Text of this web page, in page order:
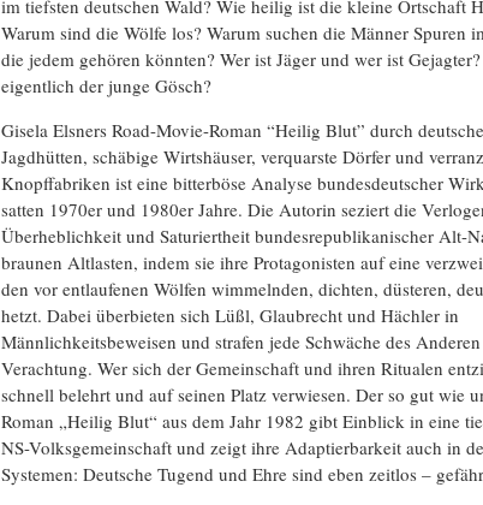
im tiefsten deutschen Wald? Wie heilig ist die kleine Ortschaft
Warum sind die Wölfe los? Warum suchen die Männer Spuren
die jedem gehören könnten? Wer ist Jäger und wer ist
eigentlich der junge Gösch?
Gisela Elsners Road-Movie-Roman “Heilig Blut” durch
Jagdhütten, schäbige Wirtshäuser, verquarste Dörfer und
Knopffabriken ist eine bitterböse Analyse bundesdeutscher
satten 1970er und 1980er Jahre. Die Autorin seziert die
Überheblichkeit und Saturiertheit bundesrepublikanischer Alt-
braunen Altlasten, indem sie ihre Protagonisten auf eine
den vor entlaufenen Wölfen wimmelnden, dichten, düsteren,
hetzt. Dabei überbieten sich Lüßl, Glaubrecht und Hächler in
Männlichkeitsbeweisen und strafen jede Schwäche des
Verachtung. Wer sich der Gemeinschaft und ihren Ritualen
schnell belehrt und auf seinen Platz verwiesen. Der so gut wie
Roman „Heilig Blut“ aus dem Jahr 1982 gibt Einblick in eine
NS-Volksgemeinschaft und zeigt ihre Adaptierbarkeit auch in
Systemen: Deutsche Tugend und Ehre sind eben zeitlos –